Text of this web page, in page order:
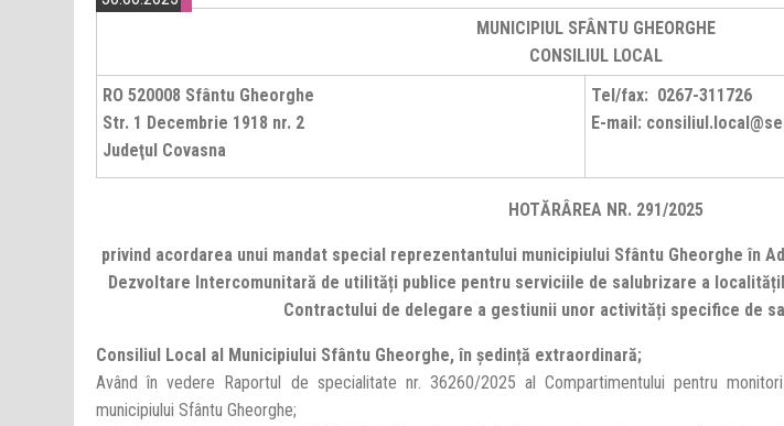
MUNICIPIUL SFÂNTU GHEORGHE
CONSILIUL LOCAL
RO 520008 Sfântu Gheorghe
Str. 1 Decembrie 1918 nr. 2
Judeţul Covasna
Tel/fax: 0267-311726
E-mail:
HOTĂRÂREA NR. 291/2025
privind acordarea unui mandat special reprezentantului municipiului Sfântu Gheorghe în
Dezvoltare Intercomunitară de utilități publice pentru serviciile de salubrizare a
Contractului de delegare a gestiunii unor activități specifice de
Consiliul Local al Municipiului Sfântu Gheorghe, în ședință extraordinară;
Având în vedere Raportul de specialitate nr. 36260/2025 al Compartimentului pentru
municipiului Sfântu Gheorghe;